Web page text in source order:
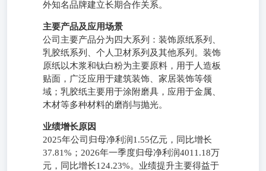
外知名品牌建立长期合作关系。
主要产品及应用场景
公司主要产品分为四大系列：装饰原纸系列、
乳胶纸系列、个人卫材系列及其他系列。装饰
原纸以木浆和钛白粉为主要原料，用于人造板
贴面，广泛应用于建筑装饰、家居装饰等领
域；乳胶纸主要用于涂附磨具，应用于金属、
木材等多种材料的磨削与抛光。
业绩增长原因
2025年公司归母净利润1.55亿元，同比增长
37.81%；2026年一季度归母净利润4011.18万
元，同比增长124.23%。业绩提升主要得益于